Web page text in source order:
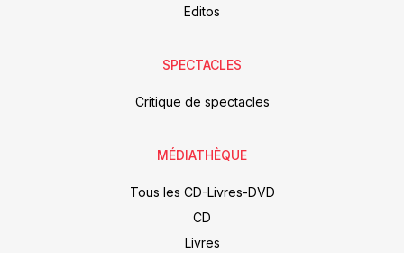
Editos
SPECTACLES
Critique de spectacles
MÉDIATHÈQUE
Tous les CD-Livres-DVD
CD
Livres